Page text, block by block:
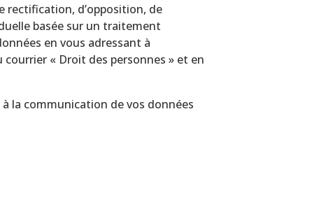
rectification, d’opposition, de
basée sur un traitement
en vous adressant à
« Droit des personnes » et en
la communication de vos données